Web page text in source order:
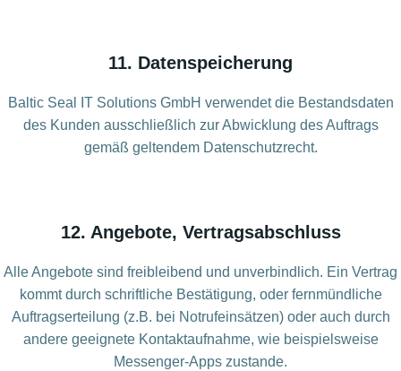
11. Datenspeicherung
Baltic Seal IT Solutions GmbH verwendet die Bestandsdaten
des Kunden ausschließlich zur Abwicklung des Auftrags
gemäß geltendem Datenschutzrecht.
12. Angebote, Vertragsabschluss
Alle Angebote sind freibleibend und unverbindlich. Ein Vertrag
kommt durch schriftliche Bestätigung, oder fernmündliche
Auftragserteilung (z.B. bei Notrufeinsätzen) oder auch durch
andere geeignete Kontaktaufnahme, wie beispielsweise
Messenger-Apps zustande.